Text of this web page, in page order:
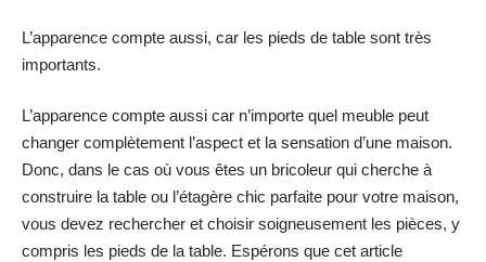
L’apparence compte aussi, car les pieds de table sont très
importants.
L’apparence compte aussi car n’importe quel meuble peut
changer complètement l’aspect et la sensation d’une maison.
Donc, dans le cas où vous êtes un bricoleur qui cherche à
construire la table ou l’étagère chic parfaite pour votre maison,
vous devez rechercher et choisir soigneusement les pièces, y
compris les pieds de la table. Espérons que cet article